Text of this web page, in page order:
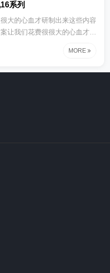
系列
大的心血才研制出来这些内容
让我们花费很很大的心血才研
让我们花费很很大的心血才研
MORE